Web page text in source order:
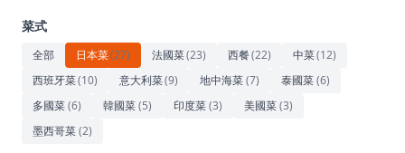
運動
藝術文化
休閒
菜式
全部 日本菜(27) 法國菜(23) 西餐(22) 中菜(12)
西班牙菜(10) 意大利菜(9) 地中海菜(7) 泰國菜(6)
多國菜(6) 韓國菜(5) 印度菜(3) 美國菜(3)
墨西哥菜(2)